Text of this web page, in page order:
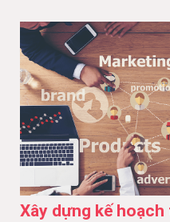
Xây dựng kế